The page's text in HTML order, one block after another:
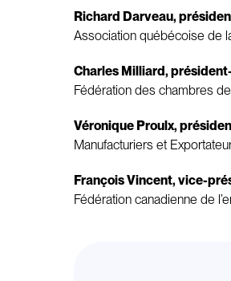
Richard Darveau,
Association québécoise de
Charles Milliard,
Fédération des chambres
Véronique Proulx,
Manufacturiers et
François Vincent, vice-
Fédération canadienne de